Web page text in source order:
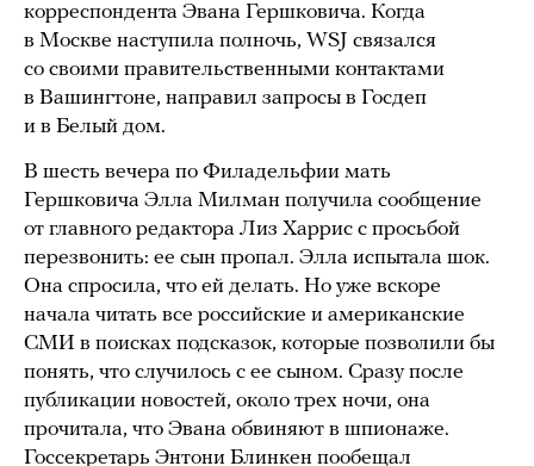
корреспондента Эвана Гершковича. Когда
в Москве наступила полночь, WSJ связался
со своими правительственными контактами
в Вашингтоне, направил запросы в Госдеп
и в Белый дом.
В шесть вечера по Филадельфии мать
Гершковича Элла Милман получила сообщение
от главного редактора Лиз Харрис с просьбой
перезвонить: ее сын пропал. Элла испытала шок.
Она спросила, что ей делать. Но уже вскоре
начала читать все российские и американские
СМИ в поисках подсказок, которые позволили бы
понять, что случилось с ее сыном. Сразу после
публикации новостей, около трех ночи, она
прочитала, что Эвана обвиняют в шпионаже.
Госсекретарь Энтони Блинкен пообещал